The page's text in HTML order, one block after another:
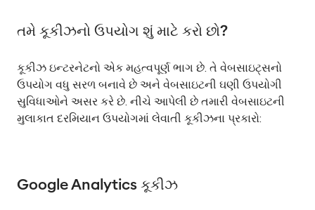
તમે કૂકીઝનો ઉપયોગ શું માટે કરો છો?
કૂકીઝ ઇન્ટરનેટનો એક મહત્વપૂર્ણ ભાગ છે. તે વેબસાઇટ્સનો
ઉપયોગ વધુ સરળ બનાવે છે અને વેબસાઇટની ઘણી ઉપયોગી
સુવિધાઓને અસર કરે છે. નીચે આપેલી છે તમારી વેબસાઇટની
મુલાકાત દરમિયાન ઉપયોગમાં લેવાતી કૂકીઝના પ્રકારો:
Google Analytics કૂકીઝ